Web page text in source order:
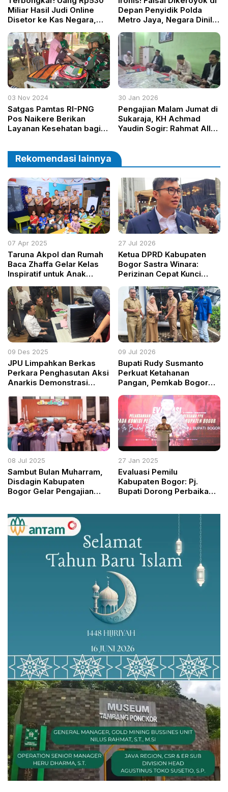
Miliar Hasil Judi Online
Disetor ke Kas Negara,
Eksekusi Putusan
Terpidana Oei Hengky
Wiryo
Depan Penyidik Polda
Metro Jaya, Negara Dinilai
Rakyatnya
03 Nov 2024
Satgas Pamtas RI-PNG
Pos Naikere Berikan
Layanan Kesehatan bagi
30 Jan 2026
Pengajian Malam Jumat di
Sukaraja, KH Achmad
Yaudin Sogir: Rahmat Allah
Rekomendasi lainnya
07 Apr 2025
Taruna Akpol dan Rumah
Baca Zhaffa Gelar Kelas
Inspiratif untuk Anak
27 Jul 2026
Ketua DPRD Kabupaten
Bogor Sastra Winara:
Perizinan Cepat Kunci
Defisit Rp3 Triliun
09 Des 2025
JPU Limpahkan Berkas
Perkara Penghasutan Aksi
Anarkis Demonstrasi
09 Jul 2026
Bupati Rudy Susmanto
Perkuat Ketahanan
Pangan, Pemkab Bogor
Hortikultura untuk Petani
08 Jul 2025
Sambut Bulan Muharram,
Disdagin Kabupaten
Bogor Gelar Pengajian
27 Jan 2025
Evaluasi Pemilu
Kabupaten Bogor: Pj.
Bupati Dorong Perbaikan